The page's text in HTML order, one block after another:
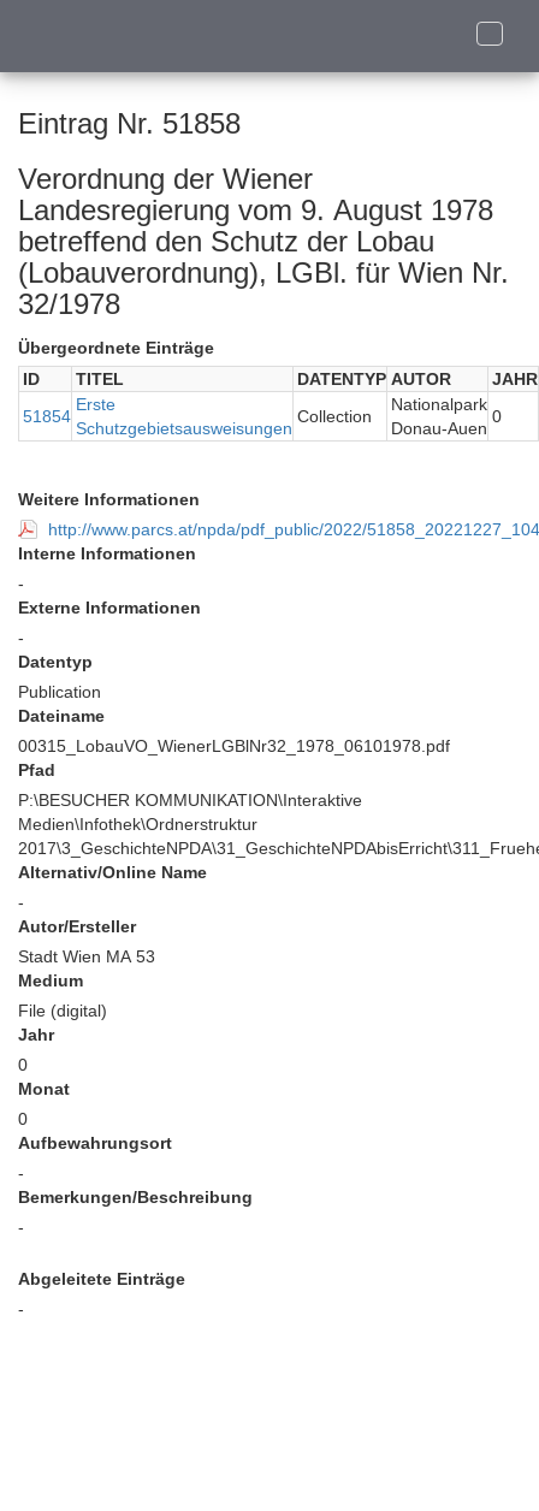
Toggle
Eintrag Nr. 51858
Verordnung der Wiener
Landesregierung vom 9. August 1978
betreffend den Schutz der Lobau
(Lobauverordnung), LGBl. für Wien Nr.
32/1978
Übergeordnete Einträge
ID
TITEL DATENTYP AUTOR
JAHR
51854
Erste
Schutzgebietsausweisungen
Collection
Nationalpark
Donau-Auen
0
Weitere Informationen
http://www.parcs.at/npda/pdf_public/2022/
Interne Informationen
-
Externe Informationen
-
Datentyp
Publication
Dateiname
00315_LobauVO_WienerLGBlNr32_1978_06101978.pdf
Pfad
P:\BESUCHER KOMMUNIKATION\Interaktive
Medien\Infothek\Ordnerstruktur
Alternativ/Online Name
-
Autor/Ersteller
Stadt Wien MA 53
Medium
File (digital)
Jahr
0
Monat
0
Aufbewahrungsort
-
Bemerkungen/Beschreibung
-
Abgeleitete Einträge
-